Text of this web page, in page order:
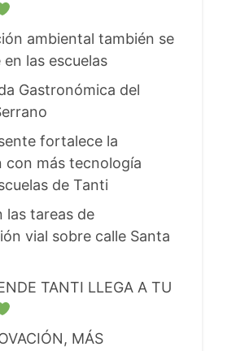
ambiental también se
las escuelas
Gastronómica del
fortalece la
con más tecnología
de Tanti
las tareas de
vial sobre calle Santa
TANTI LLEGA A TU
MÁS